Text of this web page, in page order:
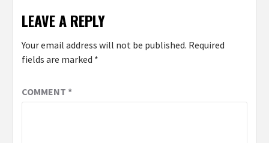
LEAVE A REPLY
Your email address will not be published. Required
fields are marked *
COMMENT *